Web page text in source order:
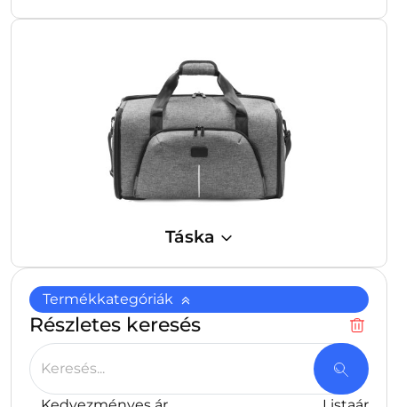
Termékkategóriák
Részletes keresés
Keresés...
Táska